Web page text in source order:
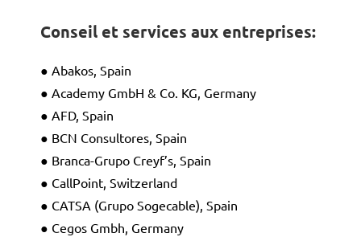
Conseil et services aux entreprises:
● Abakos, Spain
● Academy GmbH & Co. KG, Germany
● AFD, Spain
● BCN Consultores, Spain
● Branca-Grupo Creyf’s, Spain
● CallPoint, Switzerland
● CATSA (Grupo Sogecable), Spain
● Cegos Gmbh, Germany